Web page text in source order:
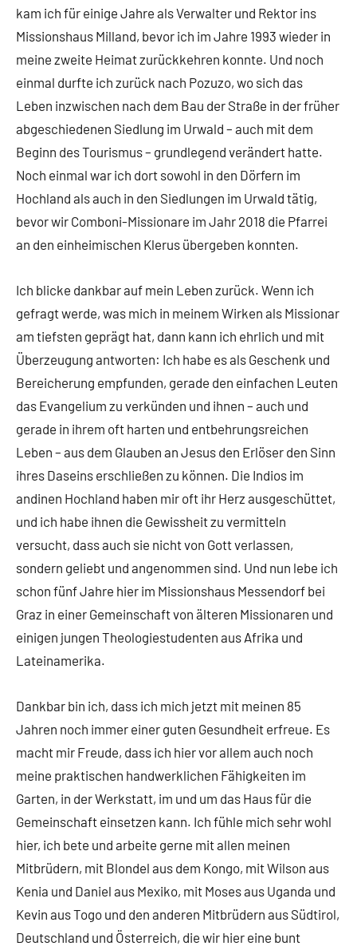
kam ich für einige Jahre als Verwalter und Rektor ins
Missionshaus Milland, bevor ich im Jahre 1993 wieder in
meine zweite Heimat zurückkehren konnte. Und noch
einmal durfte ich zurück nach Pozuzo, wo sich das
Leben inzwischen nach dem Bau der Straße in der früher
abgeschiedenen Siedlung im Urwald – auch mit dem
Beginn des Tourismus – grundlegend verändert hatte.
Noch einmal war ich dort sowohl in den Dörfern im
Hochland als auch in den Siedlungen im Urwald tätig,
bevor wir Comboni-Missionare im Jahr 2018 die Pfarrei
an den einheimischen Klerus übergeben konnten.
Ich blicke dankbar auf mein Leben zurück. Wenn ich
gefragt werde, was mich in meinem Wirken als Missionar
am tiefsten geprägt hat, dann kann ich ehrlich und mit
Überzeugung antworten: Ich habe es als Geschenk und
Bereicherung empfunden, gerade den einfachen Leuten
das Evangelium zu verkünden und ihnen – auch und
gerade in ihrem oft harten und entbehrungsreichen
Leben – aus dem Glauben an Jesus den Erlöser den Sinn
ihres Daseins erschließen zu können. Die Indios im
andinen Hochland haben mir oft ihr Herz ausgeschüttet,
und ich habe ihnen die Gewissheit zu vermitteln
versucht, dass auch sie nicht von Gott verlassen,
sondern geliebt und angenommen sind. Und nun lebe ich
schon fünf Jahre hier im Missionshaus Messendorf bei
Graz in einer Gemeinschaft von älteren Missionaren und
einigen jungen Theologiestudenten aus Afrika und
Lateinamerika.
Dankbar bin ich, dass ich mich jetzt mit meinen 85
Jahren noch immer einer guten Gesundheit erfreue. Es
macht mir Freude, dass ich hier vor allem auch noch
meine praktischen handwerklichen Fähigkeiten im
Garten, in der Werkstatt, im und um das Haus für die
Gemeinschaft einsetzen kann. Ich fühle mich sehr wohl
hier, ich bete und arbeite gerne mit allen meinen
Mitbrüdern, mit Blondel aus dem Kongo, mit Wilson aus
Kenia und Daniel aus Mexiko, mit Moses aus Uganda und
Kevin aus Togo und den anderen Mitbrüdern aus Südtirol,
Deutschland und Österreich, die wir hier eine bunt